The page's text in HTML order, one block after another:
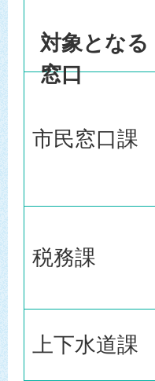
対象となる
窓口
市民窓口課
税務課
上下水道課